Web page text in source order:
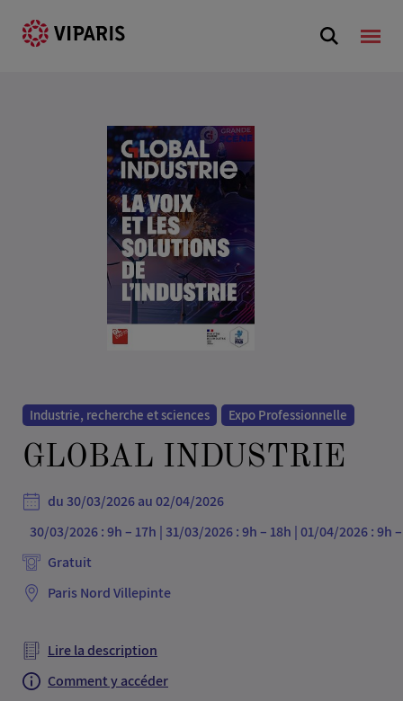
Industrie, recherche et sciences Expo Professionnelle
GLOBAL INDUSTRIE
du 30/03/2026 au 02/04/2026
30/03/2026 : 9h – 17h | 31/03/2026 : 9h – 18h | 01/04/2026 : 9h
Paris Nord Villepinte
Lire la description
Comment y accéder